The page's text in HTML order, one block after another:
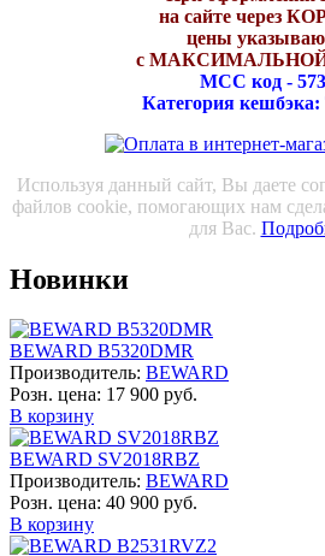
на сайте через
цены
с МАКСИМАЛЬНОЙ
МСС код -
Категория кешбэка:
Используя данный сайт, Вы даете
файлов cookie, помогающих нам
для Вас.
Новинки
BEWARD B5320DMR
Производитель: BEWARD
Розн. цена: 17 900 руб.
В корзину
BEWARD SV2018RBZ
Производитель: BEWARD
Розн. цена: 40 900 руб.
В корзину